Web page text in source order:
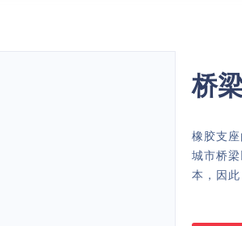
桥
橡胶支
城市桥
本，因